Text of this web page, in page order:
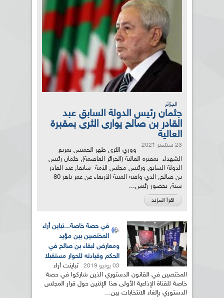
الجزائر
جثمان رئيس الدولة السابق عبد
القادر بن صالح يوارى الثرى بمقبرة
العالية
23 سبتمبر 2021
ووري الثرى ظهر الخميس بمربع
الشهداء بمقبرة العالية (الجزائر العاصمة), جثمان رئيس
الدولة السابق ورئيس مجلس الأمة سابقا, عبد القادر
سنة, بحضور رئيس...
اقرأ المزيد
في حصة خاصة...تباين أراء
المختصين بين مؤيد
ومعارض لبقاء بن صالح في
الحكم وقيادته للحوار مستقبلا
03 يونيو 2019
تباينت أراء
المختصين في القانون الدستوري الذين شاركوا في حصة
خاصة للقناة الإذاعية الأولى هذا الإثنين حول قرار المجلس
الدستوري بإلغاء الانتخابات بين...